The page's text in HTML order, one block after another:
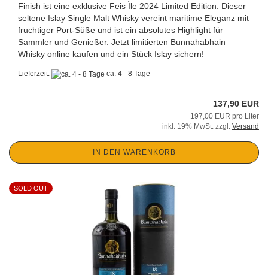
Finish ist eine exklusive Feis Ìle 2024 Limited Edition. Dieser
seltene Islay Single Malt Whisky vereint maritime Eleganz mit
fruchtiger Port-Süße und ist ein absolutes Highlight für
Sammler und Genießer. Jetzt limitierten Bunnahabhain
Whisky online kaufen und ein Stück Islay sichern!
Lieferzeit: ca. 4 - 8 Tage
137,90 EUR
197,00 EUR pro Liter
inkl. 19% MwSt. zzgl. Versand
IN DEN WARENKORB
SOLD OUT